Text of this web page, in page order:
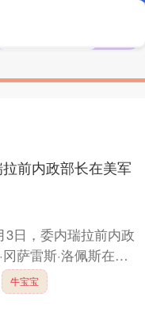
前内政部长在美军
日，委内瑞拉前内政
萨雷斯·洛佩斯在美
。（总台记者邓雪
牛宝宝